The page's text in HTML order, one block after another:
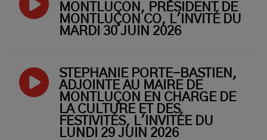
MONTLUÇON, PRÉSIDENT DE
MONTLUÇON CO, L'INVITÉ DU
MARDI 30 JUIN 2026
STÉPHANIE PORTE-BASTIEN,
ADJOINTE AU MAIRE DE
MONTLUÇON EN CHARGE DE
LA CULTURE ET DES
FESTIVITÉS, L'INVITÉE DU
LUNDI 29 JUIN 2026